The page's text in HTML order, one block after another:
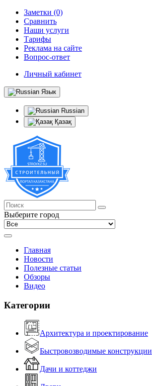
Заметки (0)
Сравнить
Наши услуги
Тарифы
Реклама на сайте
Вопрос-ответ
Личный кабинет
Язык
Russian
Қазақ
Выберите город
Главная
Новости
Полезные статьи
Обзоры
Видео
Категории
Архитектура и проектирование
Быстровозводимые конструкции
Дачи и коттеджи